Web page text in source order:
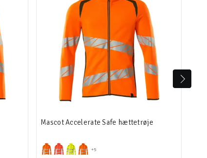
+5
Mascot Accelerate Safe hættetrøje